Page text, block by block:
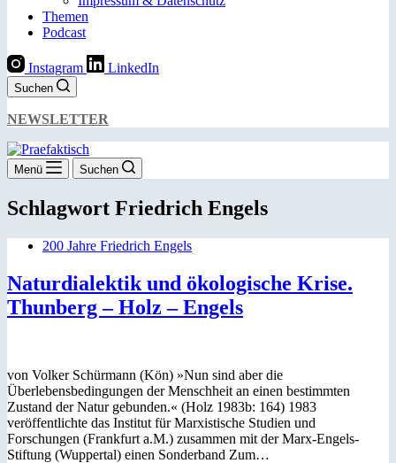
Themen
Podcast
Instagram LinkedIn
Suchen
NEWSLETTER
Menü Suchen
Schlagwort Friedrich Engels
200 Jahre Friedrich Engels
Naturdialektik und ökologische Krise.
Thunberg – Holz – Engels
von Volker Schürmann (Kön) »Nun sind aber die
Überlebensbedingungen der Menschheit an einen bestimmten
Zustand der Natur gebunden.« (Holz 1983b: 164) 1983
veröffentlichte das Institut für Marxistische Studien und
Forschungen (Frankfurt a.M.) zusammen mit der Marx-Engels-
Stiftung (Wuppertal) einen Sonderband Zum…